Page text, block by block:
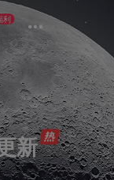
利
新